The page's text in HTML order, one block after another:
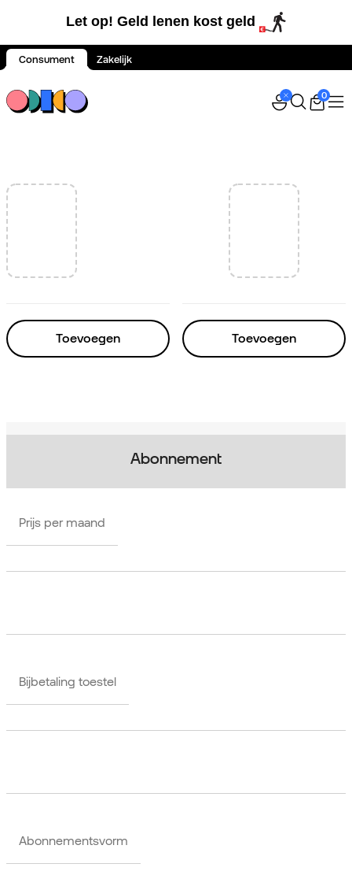
Let op! Geld lenen kost geld
Consument Zakelijk
0
Toevoegen Toevoegen
Abonnement
Prijs per maand
Bijbetaling toestel
Abonnementsvorm